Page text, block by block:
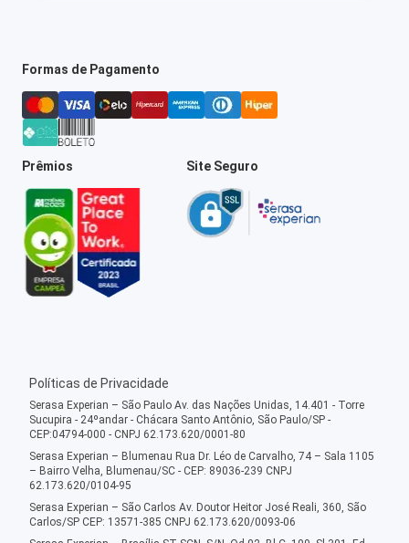
Formas de Pagamento
Prêmios Site Seguro
Políticas de Privacidade
Serasa Experian – São Paulo Av. das Nações Unidas, 14.401 - Torre
Sucupira - 24ºandar - Chácara Santo Antônio, São Paulo/SP -
CEP:04794-000 - CNPJ 62.173.620/0001-80
Serasa Experian – Blumenau Rua Dr. Léo de Carvalho, 74 – Sala 1105
– Bairro Velha, Blumenau/SC - CEP: 89036-239 CNPJ
62.173.620/0104-95
Serasa Experian – São Carlos Av. Doutor Heitor José Reali, 360, São
Carlos/SP CEP: 13571-385 CNPJ 62.173.620/0093-06